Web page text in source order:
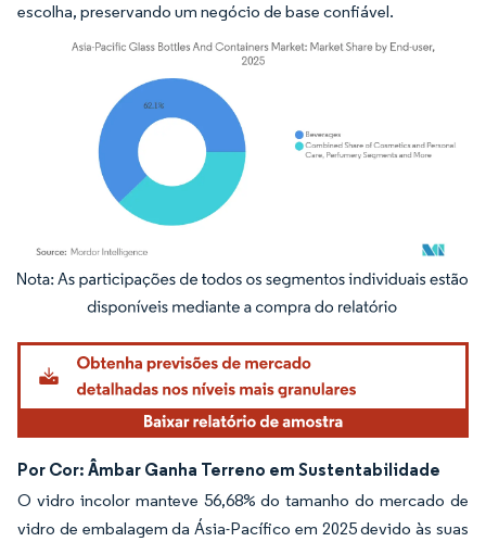
escolha, preservando um negócio de base confiável.
Imagem © Mordor Intelligence. O reuso requer atribuição conforme CC BY 4.0.
Por Cor: Âmbar Ganha Terreno em Sustentabilidade
O vidro incolor manteve 56,68% do tamanho do mercado de
vidro de embalagem da Ásia-Pacífico em 2025 devido às suas